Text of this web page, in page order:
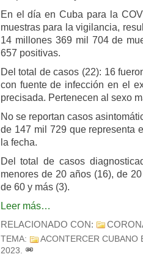
En el día en Cuba para la
muestras para la vigilancia,
14 millones 369 mil 704 de
657 positivas.
Del total de casos (22): 16
con fuente de infección en el
precisada. Pertenecen al sexo
No se reportan casos
de 147 mil 729 que representa
la fecha.
Del total de casos
menores de 20 años (16), de
de 60 y más (3).
Leer más…
RELACIONADO CON:
TEMA:
ACONTERCER CUBANO
2023.